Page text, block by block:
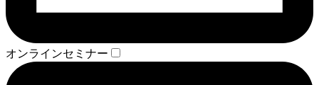
オンラインセミナー